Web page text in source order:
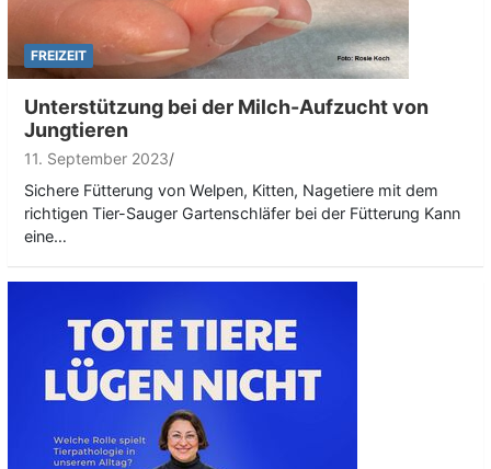
FREIZEIT
Unterstützung bei der Milch-Aufzucht von
Jungtieren
11. September 2023
Sichere Fütterung von Welpen, Kitten, Nagetiere mit dem
richtigen Tier-Sauger Gartenschläfer bei der Fütterung Kann
eine…